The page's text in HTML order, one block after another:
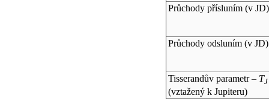
Průchody přísluním (v JD)
Průchody odsluním (v JD)
Tisserandův parametr – TJ
(vztažený k Jupiteru)